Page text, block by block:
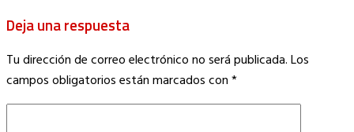
Deja una respuesta
Tu dirección de correo electrónico no será publicada.Los
campos obligatorios están marcados con*